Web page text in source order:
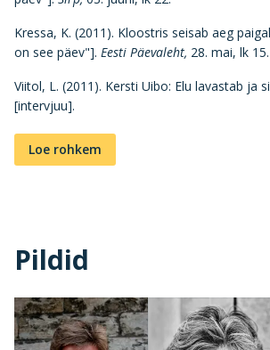
Kressa, K. (2011). Kloostris seisab aeg
on see päev"]. Eesti Päevaleht, 28. mai, lk 15.
Viitol, L. (2011). Kersti Uibo: Elu lavastab ja
[intervjuu].
Loe rohkem
Pildid